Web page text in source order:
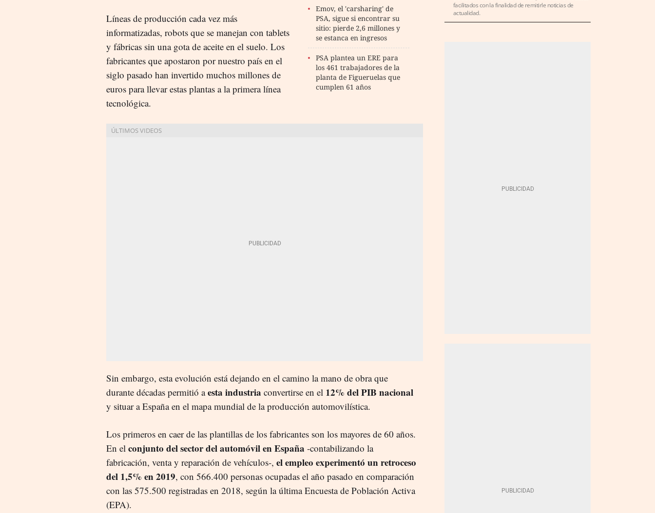
Emov, el 'carsharing' de
PSA, sigue si encontrar su
sitio: pierde 2,6 millones y
se estanca en ingresos
PSA plantea un ERE para
los 461 trabajadores de la
planta de Figueruelas que
cumplen 61 años
Líneas de producción cada vez más
informatizadas, robots que se manejan con tablets
y fábricas sin una gota de aceite en el suelo. Los
fabricantes que apostaron por nuestro país en el
siglo pasado han invertido muchos millones de
euros para llevar estas plantas a la primera línea
tecnológica.
Sin embargo, esta evolución está dejando en el camino la mano de obra que
durante décadas permitió aesta industria convertirse en el 12% del PIB nacional
y situar a España en el mapa mundial de la producción automovilística.
Los primeros en caer de las plantillas de los fabricantes son los mayores de 60 años.
En el conjunto del sector del automóvil en España -contabilizando la
fabricación, venta y reparación de vehículos-, el empleo experimentó un retroceso
del 1,5% en 2019, con 566.400 personas ocupadas el año pasado en comparación
con las 575.500 registradas en 2018, según la última Encuesta de Población Activa
(EPA).
facilitados con la finalidad de remitirle noticias de
actualidad.